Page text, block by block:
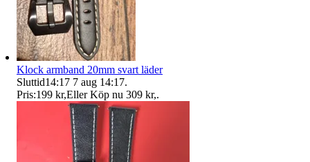
Klock armband 20mm svart läder
Sluttid14:17 7 aug 14:17.
Pris:199 kr,Eller Köp nu 309 kr,.